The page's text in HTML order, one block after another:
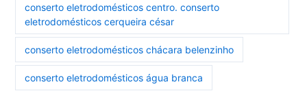
conserto eletrodomésticos centro. conserto
eletrodomésticos cerqueira césar
conserto eletrodomésticos chácara belenzinho
conserto eletrodomésticos água branca